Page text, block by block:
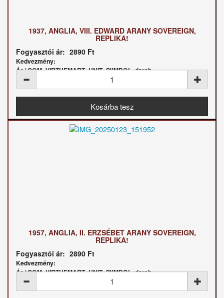
1937, ANGLIA, VIII. EDWARD ARANY SOVEREIGN,
REPLIKA!
Fogyasztói ár: 2890 Ft
Kedvezmény:
Ár / COM_VIRTUEMART_UNIT_SYMBOL_darab:
1957, ANGLIA, II. ERZSÉBET ARANY SOVEREIGN,
REPLIKA!
Fogyasztói ár: 2890 Ft
Kedvezmény:
Ár / COM_VIRTUEMART_UNIT_SYMBOL_darab: